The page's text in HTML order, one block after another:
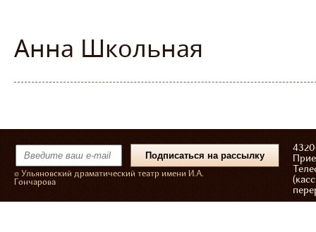
Анна Школьная
© Ульяновский драматический театр имени И.А.
Гончарова